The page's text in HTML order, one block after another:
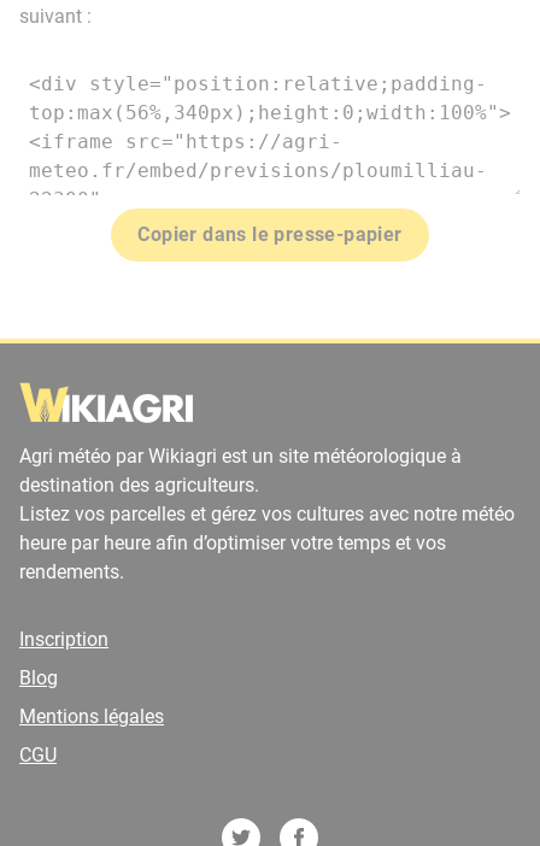
suivant :
Copier dans le presse-papier
Agri météo par Wikiagri est un site météorologique à
destination des agriculteurs.
Listez vos parcelles et gérez vos cultures avec notre météo
heure par heure afin d’optimiser votre temps et vos
rendements.
Inscription
Blog
Mentions légales
CGU